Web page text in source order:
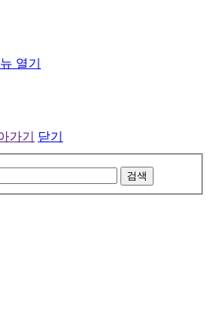
열기
가기
닫기
검색